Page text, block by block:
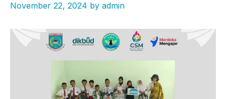
November 22, 2024 by admin